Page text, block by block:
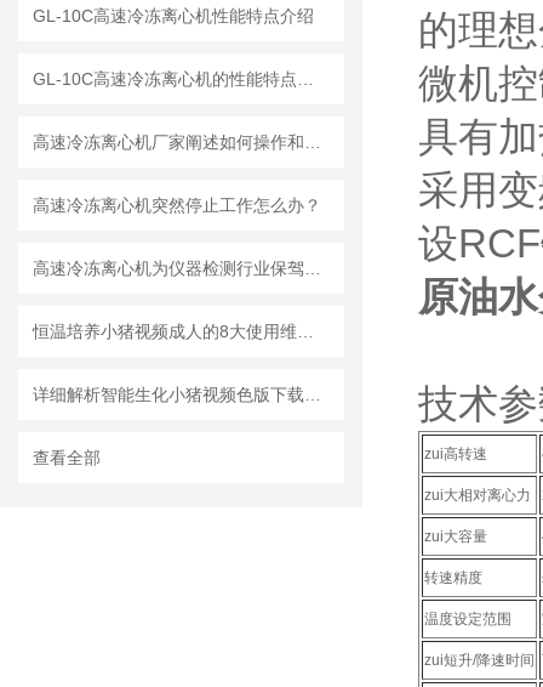
GL-10C高速冷冻离心机性能特点介绍
高速冷冻离心机突然停止工作怎么办？
查看全部
的理想
微机控
具有加
采用变
设RCF
原油
技术参
zui高转速
zui大相对离心力
zui大容量
转速精度
温度设定范围
zui短升/降速时间